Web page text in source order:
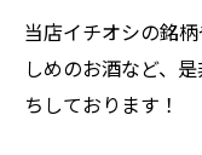
当店イチオシの銘
しめのお酒など、
ちしております！